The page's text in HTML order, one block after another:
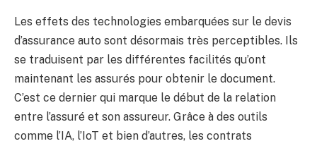
Les effets des technologies embarquées sur le devis
d’assurance auto sont désormais très perceptibles. Ils
se traduisent par les différentes facilités qu’ont
maintenant les assurés pour obtenir le document.
C’est ce dernier qui marque le début de la relation
entre l’assuré et son assureur. Grâce à des outils
comme l’IA, l’IoT et bien d’autres, les contrats